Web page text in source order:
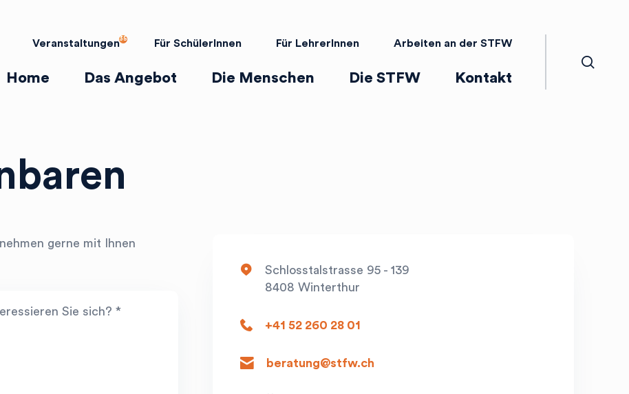
Home Das Angebot Die Menschen Die STFW Kontakt
Für SchülerInnen Für LehrerInnen Arbeiten an der STFW
Veranstaltungen
search
gerne mit Ihnen
Sie sich? *
marker
Schlosstalstrasse 95 - 139
8408 Winterthur
phone +41 52 260 28 01
letter beratung@stfw.ch